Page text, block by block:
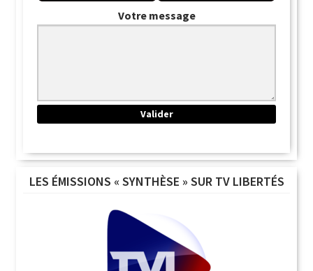
Votre message
LES ÉMISSIONS « SYNTHÈSE » SUR TV LIBERTÉS